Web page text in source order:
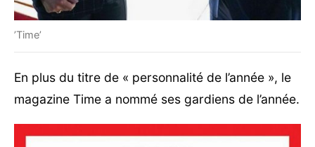
’Time’
En plus du titre de « personnalité de l’année », le
magazine Time a nommé ses gardiens de l’année.